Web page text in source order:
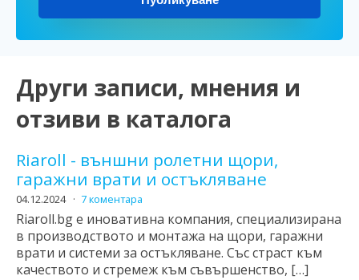
Alternative:
Други записи, мнения и
отзиви в каталога
Riaroll - външни ролетни щори,
гаражни врати и остъкляване
04.12.2024 7 коментара
Riaroll.bg е иновативна компания, специализирана
в производството и монтажа на щори, гаражни
врати и системи за остъкляване. Със страст към
качеството и стремеж към съвършенство, […]